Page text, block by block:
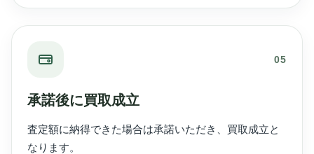
05
承諾後に買取成立
査定額に納得できた場合は承諾いただき、買取成立と
なります。